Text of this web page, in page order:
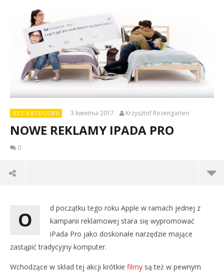
BEZ KATEGORII 3 kwietnia 2017 Krzysztof Rozengarten
NOWE REKLAMY IPADA PRO
0
O
d początku tego roku Apple w ramach jednej z
kampanii reklamowej stara się wypromować
iPada Pro jako doskonałe narzędzie mające
zastąpić tradycyjny komputer.
Wchodzące w skład tej akcji krótkie filmy są też w pewnym